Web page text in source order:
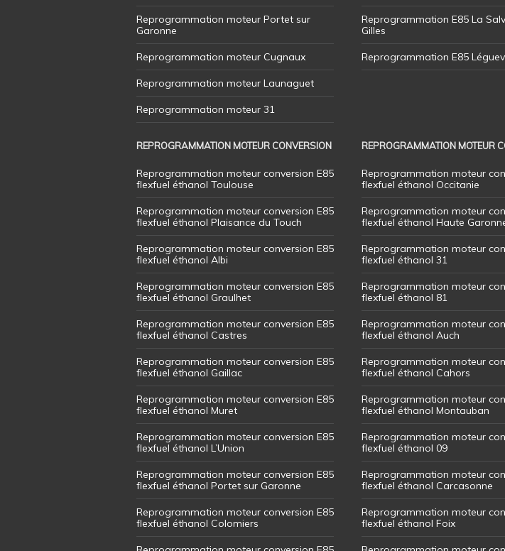
Reprogrammation moteur Portet sur
Garonne
Reprogrammation moteur Cugnaux
Reprogrammation moteur Launaguet
Reprogrammation moteur 31
Reprogrammation E85 La
Gilles
Reprogrammation E85
REPROGRAMMATION MOTEUR CONVERSION
Reprogrammation moteur conversion E85
flexfuel éthanol Toulouse
Reprogrammation moteur conversion E85
flexfuel éthanol Plaisance du Touch
Reprogrammation moteur conversion E85
flexfuel éthanol Albi
Reprogrammation moteur conversion E85
flexfuel éthanol Graulhet
Reprogrammation moteur conversion E85
flexfuel éthanol Castres
Reprogrammation moteur conversion E85
flexfuel éthanol Gaillac
Reprogrammation moteur conversion E85
flexfuel éthanol Muret
Reprogrammation moteur conversion E85
flexfuel éthanol L’Union
Reprogrammation moteur conversion E85
flexfuel éthanol Portet sur Garonne
Reprogrammation moteur conversion E85
flexfuel éthanol Colomiers
REPROGRAMMATION MOTEUR
Reprogrammation moteur
flexfuel éthanol Occitanie
Reprogrammation moteur
flexfuel éthanol Haute
Reprogrammation moteur
flexfuel éthanol 31
Reprogrammation moteur
flexfuel éthanol 81
Reprogrammation moteur
flexfuel éthanol Auch
Reprogrammation moteur
flexfuel éthanol Cahors
Reprogrammation moteur
flexfuel éthanol Montauban
Reprogrammation moteur
flexfuel éthanol 09
Reprogrammation moteur
flexfuel éthanol Carcasonne
Reprogrammation moteur
flexfuel éthanol Foix